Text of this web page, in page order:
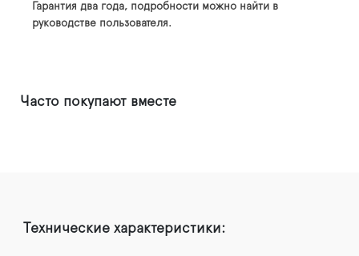
Гарантия два года, подробности можно найти в
руководстве пользователя.
Часто покупают вместе
Технические характеристики: